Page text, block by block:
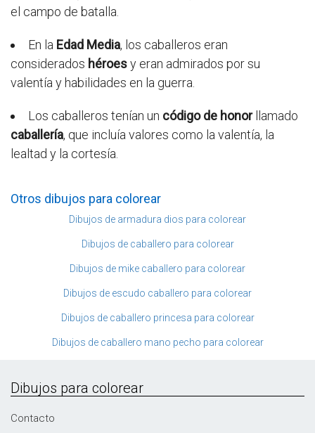
el campo de batalla.
En la Edad Media, los caballeros eran
considerados héroesy eran admirados por su
valentía y habilidades en la guerra.
Los caballeros tenían un código de honorllamado
caballería, que incluía valores como la valentía, la
lealtad y la cortesía.
Otros dibujos para colorear
Dibujos de armadura dios para colorear
Dibujos de caballero para colorear
Dibujos de mike caballero para colorear
Dibujos de escudo caballero para colorear
Dibujos de caballero princesa para colorear
Dibujos de caballero mano pecho para colorear
Dibujos para colorear
Contacto